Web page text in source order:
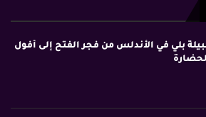
بلي في الأندلس من فجر الفتح إلى أفول